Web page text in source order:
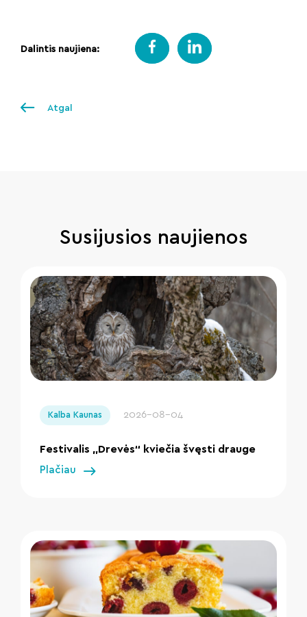
Dalintis naujiena:
Atgal
Susijusios naujienos
Kalba Kaunas 2026-08-04
Festivalis „Drevės“ kviečia švęsti drauge
Plačiau